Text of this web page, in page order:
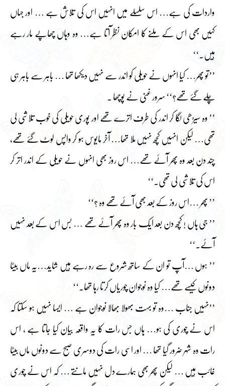
واردات کی ہے… اس سلسلے میں انہیں اس کی تلاش ہے … اور جہاں
کہیں بھی اس کے ملنے کا امکان نظر آتا ہے… وہ وہاں چھاپے مار رہے
ہیں۔‘‘
’’تو پھر… کیا انہوں نے حویلی کو اندر سے نہیں دیکھا تھا … باہر سے باہر ہی
چلے گئے تھے؟‘‘ سرور غنی نے پوچھا ۔
’’ وہ سیڑھی لگا کر اندر کی طرف اترے تھے اور پوری حویلی کی خوب تلاشی لی
تھی… لیکن انہیں کچھ نہیں ملا تھا… آخر مایوس ہو کر واپس لوٹ گئے تھے،
چند دن بعد وہ پھر آئے تھے… اس روز بھی انہوں نے حویلی کے اندر اتر کر
اس کی تلاشی لی تھی۔‘‘
’’ پھر …اس روز کے بعد بھی آئے تھے وہ ؟‘‘
’’ جی ہاں ! کچھ دن بعد ایک بار وہ پھر آئے تھے … بس اس کے بعد نہیں
آئے۔‘‘
’’ ہوں …آپ تو ان کے ساتھ شروع سے رہ رہے ہیں شاید…یہ ماں بیٹا
دونوں کیسے تھے… کیا وہ نوجوان چوریاں کرتا رہا تھا۔‘‘
’’نہیں جناب …وہ تو بہت بھولا بھالا نوجوان ہے … ایسا نہیں ہو سکتا کہ
اس نے چوری کی ہو… ہاں جس رات کا یہ واقعہ بیان کیا جاتا ہے ، اس
رات وہ شہر ضرور گیا تھا … اور اسی رات کی دوسری صبح سے دونوں ماں بیٹا
غائب ہیں … لیکن پھر بھی ہمارے دل نہیں مانتے … کہ اس نے چوری